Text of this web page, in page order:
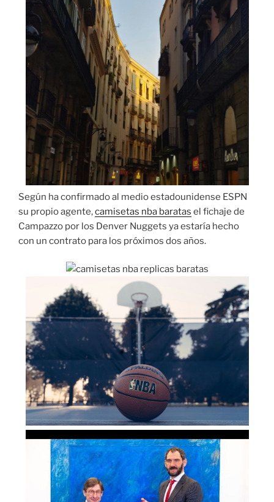
Según ha confirmado al medio estadounidense ESPN
su propio agente,camisetas nba baratas el fichaje de
Campazzo por los Denver Nuggets ya estaría hecho
con un contrato para los próximos dos años.